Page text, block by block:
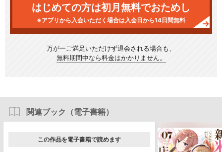
はじめての方は初月無料でおためし
※アプリから入会いただく場合は入会日から14日間無料
万が一ご満足いただけず退会される場合も、
無料期間中なら料金はかかりません。
関連ブック（電子書籍）
この作品を電子書籍で読めます